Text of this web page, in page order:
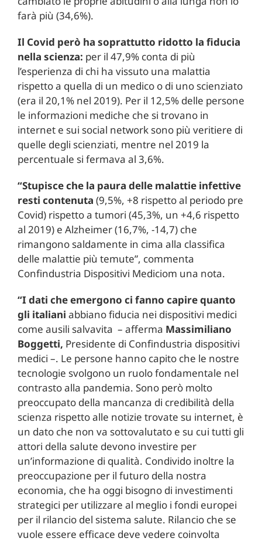
farà più (34,6%).
Il Covid però ha soprattutto ridotto la fiducia
nella scienza: per il 47,9% conta di più
l’esperienza di chi ha vissuto una malattia
rispetto a quella di un medico o di uno scienziato
(era il 20,1% nel 2019). Per il 12,5% delle persone
le informazioni mediche che si trovano in
internet e sui social network sono più veritiere di
quelle degli scienziati, mentre nel 2019 la
percentuale si fermava al 3,6%.
“Stupisce che la paura delle malattie infettive
resti contenuta (9,5%, +8 rispetto al periodo pre
Covid) rispetto a tumori (45,3%, un +4,6 rispetto
al 2019) e Alzheimer (16,7%, -14,7) che
rimangono saldamente in cima alla classifica
delle malattie più temute”, commenta
Confindustria Dispositivi Mediciom una nota.
“I dati che emergono ci fanno capire quanto
gli italiani abbiano fiducia nei dispositivi medici
come ausili salvavita – afferma Massimiliano
Boggetti, Presidente di Confindustria dispositivi
medici –. Le persone hanno capito che le nostre
tecnologie svolgono un ruolo fondamentale nel
contrasto alla pandemia. Sono però molto
preoccupato della mancanza di credibilità della
scienza rispetto alle notizie trovate su internet, è
un dato che non va sottovalutato e su cui tutti gli
attori della salute devono investire per
un’informazione di qualità. Condivido inoltre la
preoccupazione per il futuro della nostra
economia, che ha oggi bisogno di investimenti
strategici per utilizzare al meglio i fondi europei
per il rilancio del sistema salute. Rilancio che se
vuole essere efficace deve vedere coinvolta